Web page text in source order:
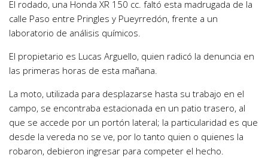
El rodado, una Honda XR 150 cc. faltó esta madrugada de la
calle Paso entre Pringles y Pueyrredón, frente a un
laboratorio de análisis químicos.
El propietario es Lucas Arguello, quien radicó la denuncia en
las primeras horas de esta mañana.
La moto, utilizada para desplazarse hasta su trabajo en el
campo, se encontraba estacionada en un patio trasero, al
que se accede por un portón lateral; la particularidad es que
desde la vereda no se ve, por lo tanto quien o quienes la
robaron, debieron ingresar para competer el hecho.